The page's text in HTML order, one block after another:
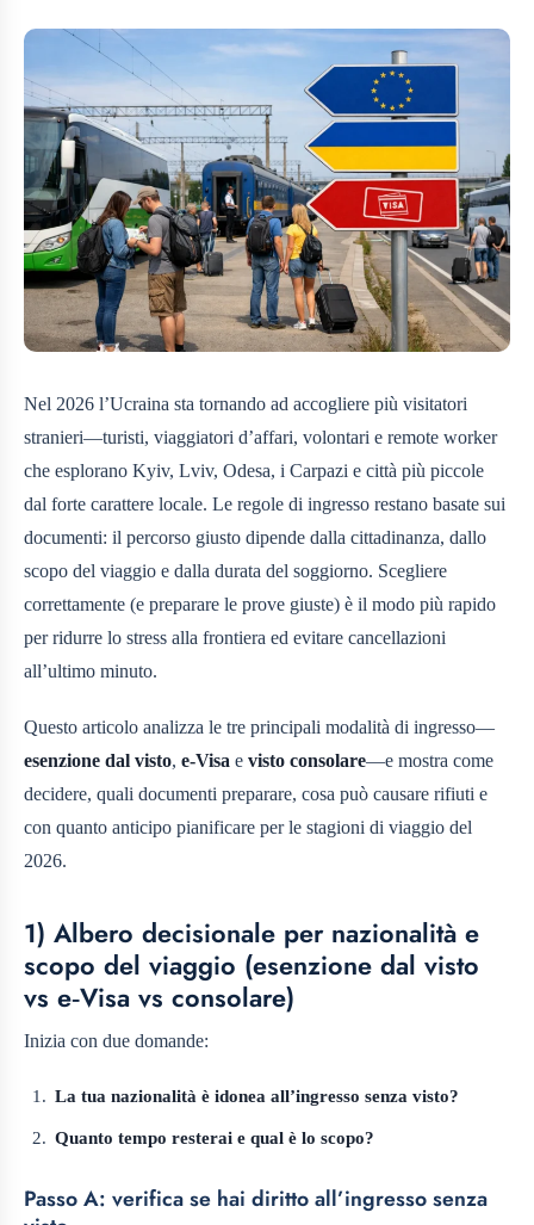
Nel 2026 l’Ucraina sta tornando ad accogliere più visitatori
stranieri—turisti, viaggiatori d’affari, volontari e remote worker
che esplorano Kyiv, Lviv, Odesa, i Carpazi e città più piccole
dal forte carattere locale. Le regole di ingresso restano basate sui
documenti: il percorso giusto dipende dalla cittadinanza, dallo
scopo del viaggio e dalla durata del soggiorno. Scegliere
correttamente (e preparare le prove giuste) è il modo più rapido
per ridurre lo stress alla frontiera ed evitare cancellazioni
all’ultimo minuto.
Questo articolo analizza le tre principali modalità di ingresso—
esenzione dal visto, e‑Visa e visto consolare—e mostra come
decidere, quali documenti preparare, cosa può causare rifiuti e
con quanto anticipo pianificare per le stagioni di viaggio del
2026.
1) Albero decisionale per nazionalità e
scopo del viaggio (esenzione dal visto
vs e‑Visa vs consolare)
Inizia con due domande:
La tua nazionalità è idonea all’ingresso senza visto?
Quanto tempo resterai e qual è lo scopo?
Passo A: verifica se hai diritto all’ingresso senza